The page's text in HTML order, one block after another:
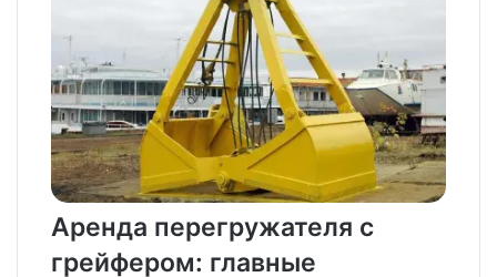
Аренда перегружателя с
грейфером: главные